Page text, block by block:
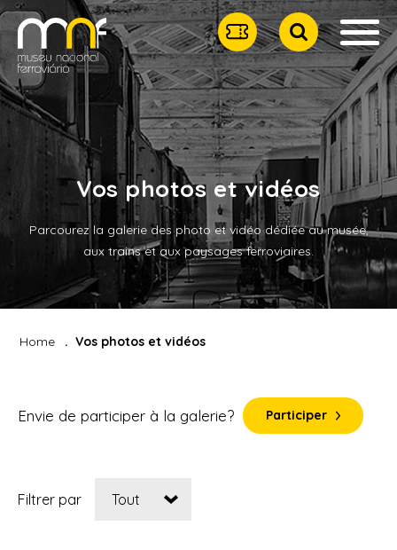
Vos photos et vidéos
Parcourez la galerie des photo et vidéo dédiée au musée,
aux trains et aux paysages ferroviaires.
Home Vos photos et vidéos
Envie de participer à la galerie? Participer
Filtrer par